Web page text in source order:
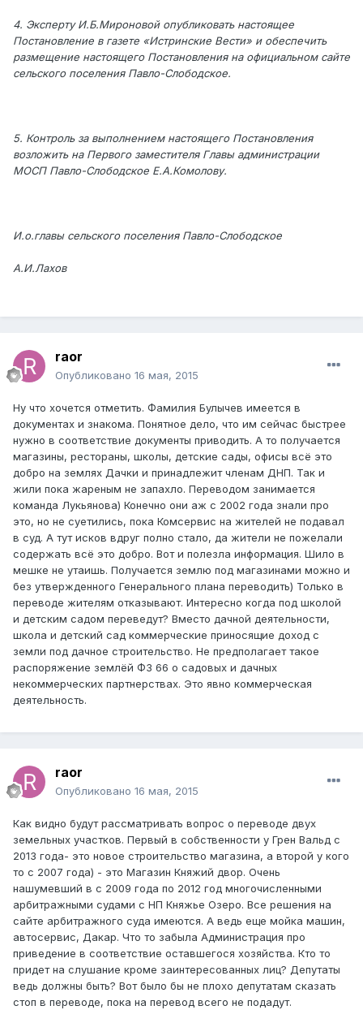
4. Эксперту И.Б.Мироновой опубликовать настоящее
Постановление в газете «Истринские Вести» и обеспечить
размещение настоящего Постановления на официальном сайте
сельского поселения Павло-Слободское.
5. Контроль за выполнением настоящего Постановления
возложить на Первого заместителя Главы администрации
МОСП Павло-Слободское Е.А.Комолову.
И.о.главы сельского поселения Павло-Слободское
А.И.Лахов
raor
Опубликовано 16 мая, 2015
Ну что хочется отметить. Фамилия Булычев имеется в
документах и знакома. Понятное дело, что им сейчас быстрее
нужно в соответствие документы приводить. А то получается
магазины, рестораны, школы, детские сады, офисы всё это
добро на землях Дачки и принадлежит членам ДНП. Так и
жили пока жареным не запахло. Переводом занимается
команда Лукьянова) Конечно они аж с 2002 года знали про
это, но не суетились, пока Комсервис на жителей не подавал
в суд. А тут исков вдруг полно стало, да жители не пожелали
содержать всё это добро. Вот и полезла информация. Шило в
мешке не утаишь. Получается землю под магазинами можно и
без утвержденного Генерального плана переводить) Только в
переводе жителям отказывают. Интересно когда под школой
и детским садом переведут? Вместо дачной деятельности,
школа и детский сад коммерческие приносящие доход с
земли под дачное строительство. Не предполагает такое
распоряжение землёй ФЗ 66 о садовых и дачных
некоммерческих партнерствах. Это явно коммерческая
деятельность.
raor
Опубликовано 16 мая, 2015
Как видно будут рассматривать вопрос о переводе двух
земельных участков. Первый в собственности у Грен Вальд с
2013 года- это новое строительство магазина, а второй у кого
то с 2007 года) - это Магазин Княжий двор. Очень
нашумевший в с 2009 года по 2012 год многочисленными
арбитражными судами с НП Княжье Озеро. Все решения на
сайте арбитражного суда имеются. А ведь еще мойка машин,
автосервис, Дакар. Что то забыла Администрация про
приведение в соответствие оставшегося хозяйства. Кто то
придет на слушание кроме заинтересованных лиц? Депутаты
ведь должны быть? Вот было бы не плохо депутатам сказать
стоп в переводе, пока на перевод всего не подадут.